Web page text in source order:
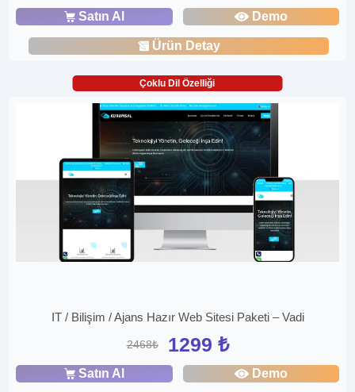
Satın Al Demo
Ürün Detay
Çoklu Dil Özelliği
IT / Bilişim / Ajans Hazır Web Sitesi Paketi – Vadi
2468₺ 1299 ₺
Satın Al Demo